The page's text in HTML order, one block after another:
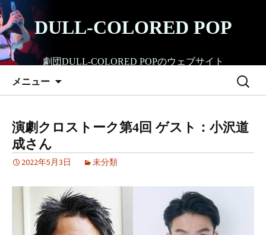
コ
ン
テ
ン
ツ
ス
DULL-COLORED POP
劇団DULL-COLORED POPのウェブサイト
メニュー
検
索:
演劇クロストーク第4回 ゲスト：小沢道
成さん
2022年5月3日 未分類